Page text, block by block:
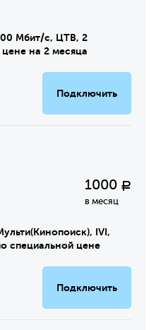
Мбит/с, ЦТВ, 2
на 2 месяца
Подключить
1000 Р
в месяц
IVI,
специальной цене
Подключить